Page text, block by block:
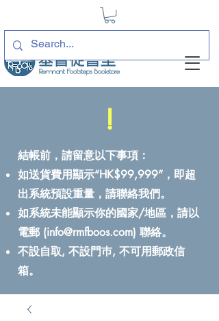
!
結帳前，請留意以下事項：
如送貨費用顯示“HK$99,999”，即超
出系統預設重量，請聯絡我們。
如系統未能顯示你的國家/地區，請以
電郵 (info@rmfboos.com) 聯絡。
不設自取, 不設門巿, 不可用郵政信
箱。